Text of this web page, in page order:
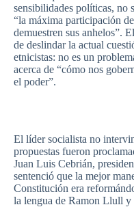
sensibilidades políticas, no
“la máxima participación
demuestren sus anhelos”. El
de deslindarla actual
etnicistas: no es un
acerca de “cómo nos
el poder”.
El líder socialista no
propuestas fueron
Juan Luis Cebrián,
sentenció que la mejor
Constitución era
la lengua de Ramon Llull y